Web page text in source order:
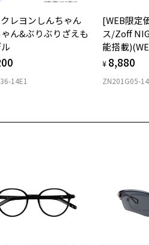
なデザインでお洋服合わせに悩まずお使い
タルフレームはオフィスシーンでも気軽
がらこなれ感があるので、トレンドのス
ックレスなどのアクセサリー合わせもし
、ON/OFF問わずお使いいただけます。
寸法
の横幅：約137mm
の縦幅：約48mm
いたします。
3 かかり具合調整無料
ームの歪みやかかり具合の調整・クリーニン
店舗にていつでも対応いたします。
「レンズ交換券」をお選びいただくと、
ンズ（標準セットレンズ）へ無料交換い
ちら
数を測定いただけます
レヨンしんちゃん
ん&ぶりぶりざえも
14E1
[WEB限定
ス/Zoff
能搭載
¥ 8,880
ZN201G05-